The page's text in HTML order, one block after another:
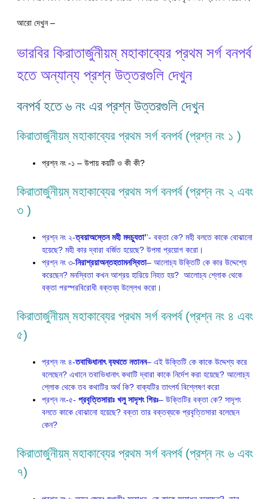
আরো দেখুন –
ভারবির কিরাতার্জুনীয়ম্ মহাকাব্যের প্রথম সর্গ বনপর্ব
হতে অন্যান্য প্রশ্ন উত্তরগুলি দেখুন
বনপর্ব হতে ৬ নং এর প্রশ্ন উত্তরগুলি দেখুন
কিরাতার্জুনীয়ম্ মহাকাব্যের প্রথম সর্গ বনপর্ব (প্রশ্ন নং ১ )
প্রশ্ন নং -১ – উপায় কয়টি ও কী কী?
কিরাতার্জুনীয়ম্ মহাকাব্যের প্রথম সর্গ বনপর্ব (প্রশ্ন নং ২ এবং
৩ )
প্রশ্ন নং ২-ত্বয়াঅস্তেন মহী মদচ‍্যুতা’‘- বক্তা কে? মহী বলতে কাকে বোঝানো
হয়েছে? মহী কার দ্বারা বর্জিত হয়েছে? উপমা প্রয়োগ করো।
প্রশ্ন নং ৩-নিরাশ্রয়াঅন্তহতামনস্বিতা– আলোচ্য উক্তিটি কে কার উদ্দেশ্যে
করেছেন? মনস্বিতা কখন আশ্রয় হারিয়ে নিহত হয়? আলোচ্য শ্লোক থেকে
বক্তা পরস্পরবিরোধী বক্তব্য উল্লেখ করো।
কিরাতার্জুনীয়ম্ মহাকাব্যের প্রথম সর্গ বনপর্ব (প্রশ্ন নং ৪ এবং
৫)
প্রশ্ন নং ৪-তবাভিধানাৎ ব‍্যথতে নতানন– এই উক্তিটি কে কাকে উদ্দেশ্য করে
বলেছেন? এখানে তবাভিধানাৎ কথাটি দ্বারা কাকে নির্দেশ করা হয়েছে? আলোচ্য
শ্লোক থেকে তব কথাটির অর্থ কি? বাক্যটির তাৎপর্য বিশ্লেষণ করো
প্রশ্ন নং-৫- প্রবৃত্তিসারাঃ খলু সাদৃশ‍ং গিরঃ– উক্তিটির বক্তা কে? সাদৃশং
বলতে কাকে বোঝানো হয়েছে? বক্তা তার বক্তব্যকে প্রবৃত্তিসারা বলেছেন
কেন?
কিরাতার্জুনীয়ম্ মহাকাব্যের প্রথম সর্গ বনপর্ব (প্রশ্ন নং ৬ এবং
৭)